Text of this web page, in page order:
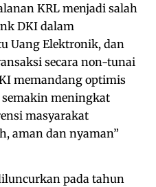
KRL menjadi salah
DKI dalam
Uang Elektronik, dan
secara non-tunai
memandang optimis
meningkat
masyarakat
aman dan nyaman”
pada tahun